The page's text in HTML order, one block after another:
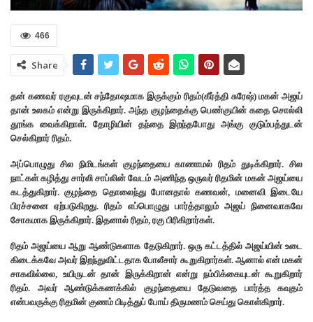
466
Share
தன் கணவர் ரகுவுடன் சந்தோஷமாக இருக்கும் ரிதம்(கீர்த்தி சுரேஷ்) மகன் அஜய்
தான் உலகம் என்று இருக்கிறார். அந்த குழந்தைக்கு பெண்குயின் கதை சொல்லி
தூங்க வைக்கிறாள். தோழியின் தந்தை இறந்தபோது அங்கு குடும்பத்துடன்
செல்கிறார் ரிதம்.
அப்பொழுது சில நிமிடங்கள் குழந்தையை காணாமல் ரிதம் துடிக்கிறார். சில
நாட்கள் கழித்து சார்லி சாப்லின் வேடம் அணிந்த ஒருவர் ரிதமின் மகன் அஜய்யை
கடத்துகிறார். குழந்தை தொலைந்து போனதால் கணவன், மனைவி இடையே
பிரச்சனை ஏற்படுகிறது. ரிதம் எப்பொழுது பார்த்தாலும் அஜய் நினைவாகவே
சோகமாக இருக்கிறார். இதனால் ரிதம், ரகு பிரிகிறார்கள்.
ரிதம் அஜய்யை ஆறு ஆண்டுகளாக தேடுகிறார். ஒரு கட்டத்தில் அஜய்யின் உடை
கிடைக்கவே அவர் இறந்துவிட்டதாக போலீசார் கூறுகிறார்கள். ஆனால் என் மகன்
சாகவில்லை, உயிருடன் தான் இருக்கிறான் என்று நம்பிக்கையுடன் கூறுகிறார்
ரிதம். அவர் ஆண்டுக்கணக்கில் குழந்தையை தேடுவதை பார்த்த கவுதம்
என்பவருக்கு ரிதமின் குணம் பிடித்துப் போய் திருமணம் செய்து கொள்கிறார்.